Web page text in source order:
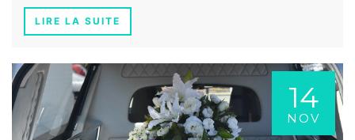
LIRE LA SUITE
14
NOV